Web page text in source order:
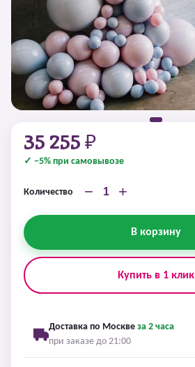
35 255 ₽
✓ −5% при самовывозе
Количество − +
В корзину
Купить в 1 клик
Доставка по Москве за 2 часа
при заказе до 21:00